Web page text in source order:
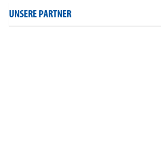
UNSERE PARTNER